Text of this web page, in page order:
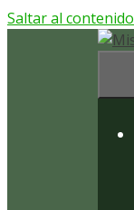
Saltar al contenido